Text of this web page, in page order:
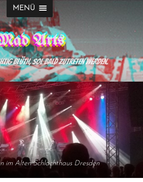
MENÜ
Arts
blüth, sol bald zutreten werden.
im Alten Schlachthaus Dresden